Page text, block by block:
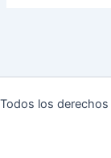
Todos los